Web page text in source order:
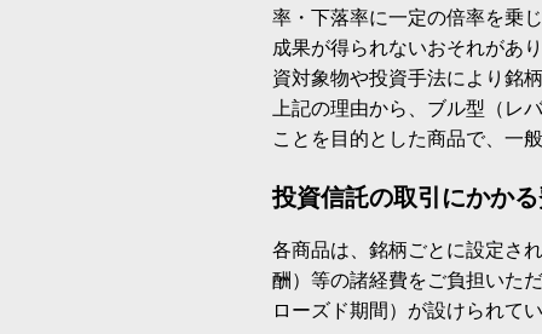
率・下落率に一定の倍率を乗
成果が得られないおそれがあ
資対象物や投資手法により銘
上記の理由から、ブル型（レ
ことを目的とした商品で、一
投資信託の取引にかか
各商品は、銘柄ごとに設定さ
酬）等の諸経費をご負担いた
ローズド期間）が設けられて